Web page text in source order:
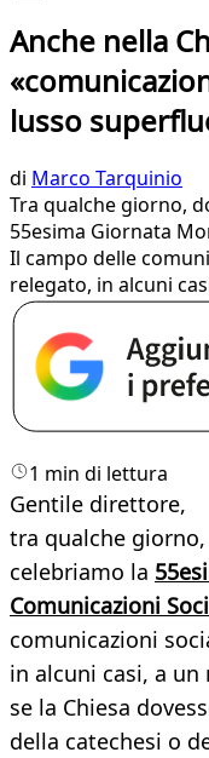
Anche nella
lusso
di Marco Tarquinio
Tra qualche giorno,
55esima Giornata
Il campo delle
relegato, in alcuni
1 min di lettura
Gentile direttore,
tra qualche
celebriamo la
Comunicazioni
comunicazioni
in alcuni casi, a
se la Chiesa
della catechesi o